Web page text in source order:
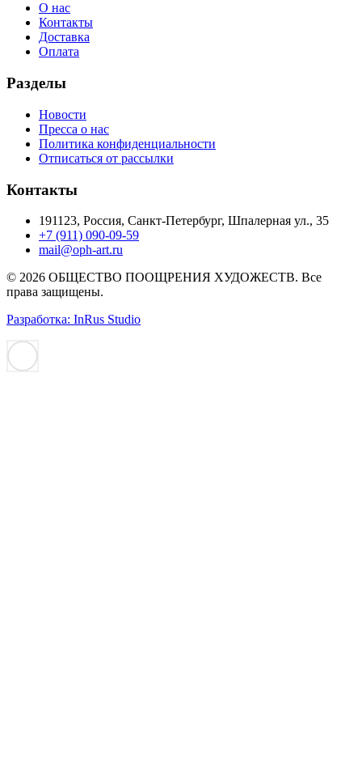
О нас
Контакты
Доставка
Оплата
Разделы
Новости
Пресса о нас
Политика конфиденциальности
Отписаться от рассылки
Контакты
191123, Россия, Санкт-Петербург, Шпалерная ул., 35
+7 (911) 090-09-59
mail@oph-art.ru
© 2026 ОБЩЕСТВО ПООЩРЕНИЯ ХУДОЖЕСТВ. Все
права защищены.
Разработка: InRus Studio